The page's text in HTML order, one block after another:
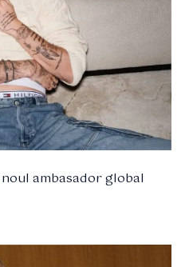
ambasador global